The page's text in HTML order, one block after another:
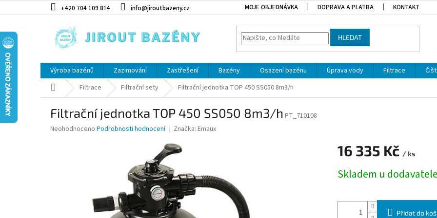
+420 704 109 814 info@jiroutbazeny.cz MOJE OBJEDNÁVKA DOPRAVA A PLATBA KONTAKT
HLEDAT
Výroba bazénů Zazimování Zastřešení Bazény Osazení bazénu Úprava vody Filtrace
Domů Filtrace Filtrační sety Filtrační jednotka TOP 450 SS050 8m3/h
Filtrační jednotka TOP 450 SS050 8m3/h PT_710108
Průměrné hodnocení produktu je 0,0 z 5 hvězdiček.
Neohodnoceno Podrobnosti hodnocení Značka: Emaux
16 335 Kč / ks
Skladem u dodavatele
Přidat do